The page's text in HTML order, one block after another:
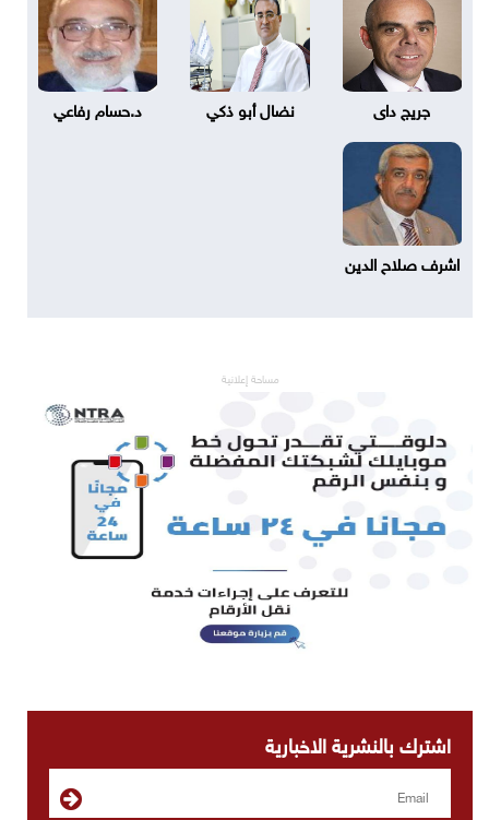
جريج داى نضال أبو ذكي د.حسام رفاعي
اشرف صلاح الدين
مساحة إعلانية
اشترك بالنشرية الاخبارية